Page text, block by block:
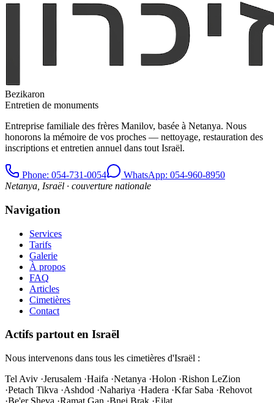
Bezikaron
Entretien de monuments
Entreprise familiale des frères Manilov, basée à Netanya. Nous
honorons la mémoire de vos proches — nettoyage, restauration des
inscriptions et entretien annuel dans tout Israël.
Phone: 054-731-0054
WhatsApp: 054-960-8950
Netanya, Israël · couverture nationale
Navigation
Services
Tarifs
Galerie
À propos
FAQ
Articles
Cimetières
Contact
Actifs partout en Israël
Nous intervenons dans tous les cimetières d'Israël :
Tel Aviv ·Jerusalem ·Haifa ·Netanya ·Holon ·Rishon LeZion
·Petach Tikva ·Ashdod ·Nahariya ·Hadera ·Kfar Saba ·Rehovot
·Be'er Sheva ·Ramat Gan ·Bnei Brak ·Eilat